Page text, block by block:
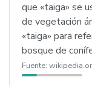
que «taiga» se
de vegetación
«taiga» para
bosque de
Fuente: